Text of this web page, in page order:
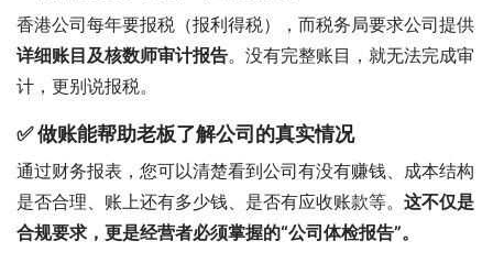
香港公司每年要报税（报利得税），而税务局要求公司提供
详细账目及核数师审计报告。没有完整账目，就无法完成审
计，更别说报税。
✅ 做账能帮助老板了解公司的真实情况
通过财务报表，您可以清楚看到公司有没有赚钱、成本结构
是否合理、账上还有多少钱、是否有应收账款等。 这不仅是
合规要求，更是经营者必须掌握的“公司体检报告”。